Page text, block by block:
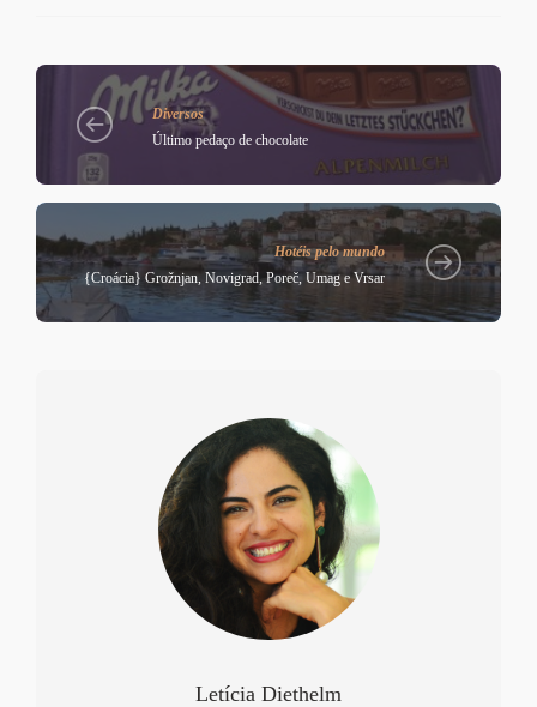
Diversos
Último pedaço de chocolate
Hotéis pelo mundo
{Croácia} Grožnjan, Novigrad, Poreč, Umag e Vrsar
Letícia Diethelm